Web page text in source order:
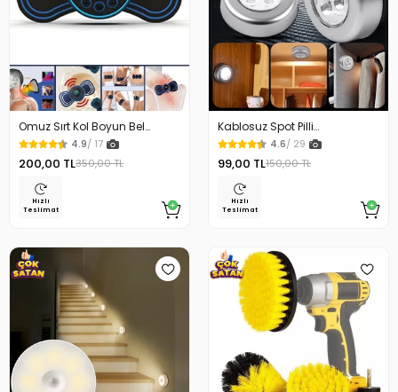
Omuz Sırt Kol Boyun Bel
Kelebek Masaj Aleti
4.9/ 17
200,00 TL350,00 TL
Hızlı
Teslimat
Kablosuz Spot Pilli
Dokunmatik Led Lamba
4.6/ 29
99,00 TL150,00 TL
Hızlı
Teslimat